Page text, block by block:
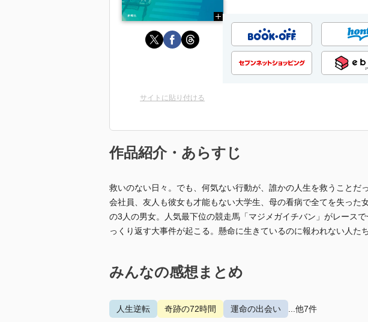
サイトに貼り付ける
作品紹介・あらすじ
救いのない日々。でも、何気ない行動が、誰かの人生を救うこと
会社員、友人も彼女も才能もない大学生、母の看病で全てを失っ
の3人の男女。人気最下位の競走馬「マジメガイチバン」がレース
っくり返す大事件が起こる。懸命に生きているのに報われない人た
みんなの感想まとめ
人生逆転 奇跡の72時間 運命の出会い ...他7件